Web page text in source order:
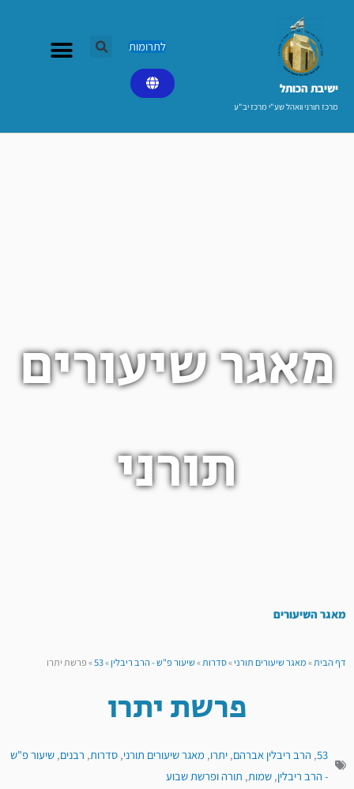
ישיבת הכותל​
מרכז תורני וואהל שע"י מרכז יב"ע
לתרומות
מאגר שיעורים
תורני
מאגר השיעורים
דף הבית»מאגר שיעורים תורני»סדרות»שיעור פ"ש - הרב ריבלין»
53
»פרשת יתרו
פרשת יתרו
53
, הרב ריבלין אברהם, יתרו, מאגר שיעורים תורני, סדרות, רבנים, שיעור פ"ש
- הרב ריבלין, שמות, תורה ופרשת שבוע